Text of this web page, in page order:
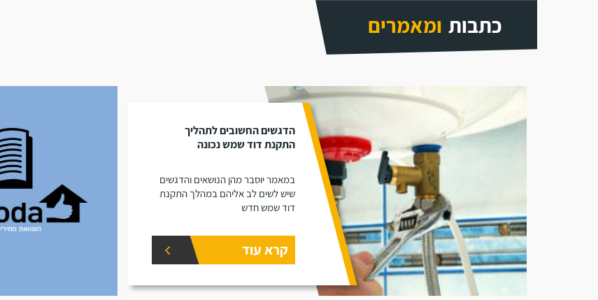
כתבות ומאמרים
הדגשים החשובים לתהליך
התקנת דוד שמש נכונה
במאמר יוסבר מהן הנושאים והדגשים
שיש לשים לב אליהם במהלך התקנת
דוד שמש חדש
קרא עוד